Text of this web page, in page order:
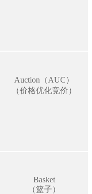
Auction（AUC）
（价格优化竞价）
Basket
（篮子）